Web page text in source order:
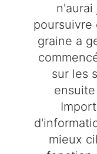
n'aurai
poursuivre
graine a
sur les
mieux